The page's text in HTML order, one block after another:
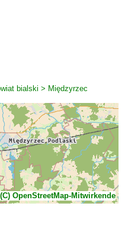
bialski > Międzyrzec
(C) OpenStreetMap-Mitwirkende